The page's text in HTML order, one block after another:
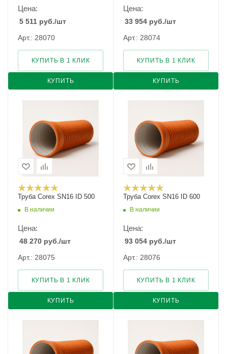
Цена:
5 511 руб./шт
Арт.: 28070
КУПИТЬ
КУПИТЬ В 1 КЛИК
Цена:
33 954 руб./шт
Арт.: 28074
КУПИТЬ
КУПИТЬ В 1 КЛИК
Труба Corex SN16 ID 500
В наличии
Цена:
48 270 руб./шт
Арт.: 28075
КУПИТЬ
КУПИТЬ В 1 КЛИК
Труба Corex SN16 ID 600
В наличии
Цена:
93 054 руб./шт
Арт.: 28076
КУПИТЬ
КУПИТЬ В 1 КЛИК